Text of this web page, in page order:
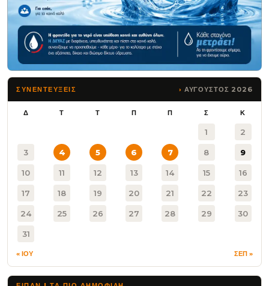
ΣΥΝΕΝΤΕΥΞΕΙΣ ΑΥΓΟΥΣΤΟΣ 2026
Δ Τ Τ Π Π Σ Κ
1 2
3 4 5 6 7 8 9
10 11 12 13 14 15 16
17 18 19 20 21 22 23
24 25 26 27 28 29 30
31
« ΙΟΥ ΣΕΠ »